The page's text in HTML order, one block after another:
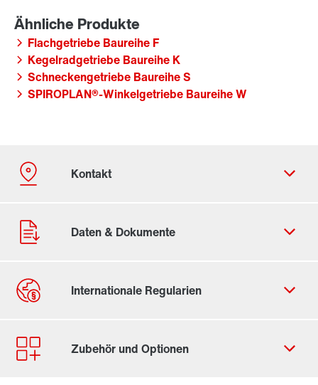
Flachgetriebe Baureihe F
Kegelradgetriebe Baureihe K
Schneckengetriebe Baureihe S
SPIROPLAN®-Winkelgetriebe Baureihe W
Kontaktformular
Standorte/Kontakt weltweit